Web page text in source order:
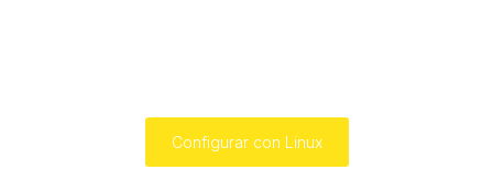
Configurar con Linux